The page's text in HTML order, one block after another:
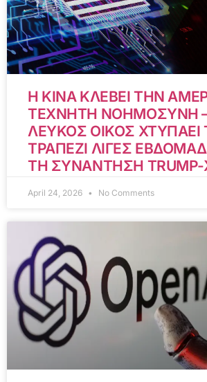
Η ΚΙΝΑ ΚΛΕΒΕΙ ΤΗΝ
ΤΕΧΝΗΤΗ ΝΟΗΜΟΣΥΝΗ
ΛΕΥΚΟΣ ΟΙΚΟΣ ΧΤΥΠΑΕΙ
ΤΡΑΠΕΖΙ ΛΙΓΕΣ
ΤΗ ΣΥΝΑΝΤΗΣΗ TRUMP-
April 24, 2026 No Comments